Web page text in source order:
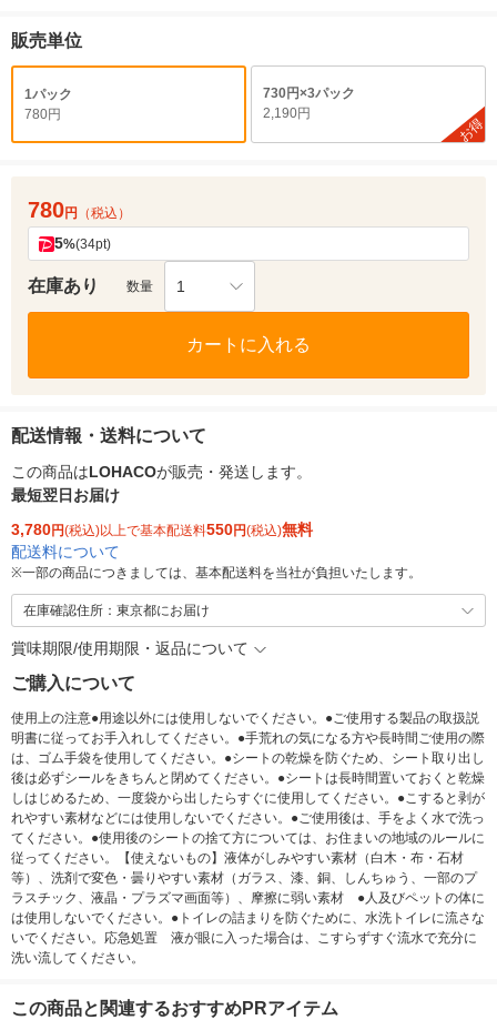
販売単位
1パック
780円
730円×3パック
2,190円
お得
780円 （税込）
5%(34pt)
在庫あり 数量 1
カートに入れる
配送情報・送料について
この商品はLOHACOが販売・発送します。
最短翌日お届け
3,780円(税込)以上で基本配送料550円(税込)無料
配送料について
※一部の商品につきましては、基本配送料を当社が負担いたします。
在庫確認住所：東京都にお届け
賞味期限/使用期限・返品について
ご購入について
使用上の注意●用途以外には使用しないでください。●ご使用する製品の取扱説
明書に従ってお手入れしてください。●手荒れの気になる方や長時間ご使用の際
は、ゴム手袋を使用してください。●シートの乾燥を防ぐため、シート取り出し
後は必ずシールをきちんと閉めてください。●シートは長時間置いておくと乾燥
しはじめるため、一度袋から出したらすぐに使用してください。●こすると剥が
れやすい素材などには使用しないでください。●ご使用後は、手をよく水で洗っ
てください。●使用後のシートの捨て方については、お住まいの地域のルールに
従ってください。【使えないもの】液体がしみやすい素材（白木・布・石材
等）、洗剤で変色・曇りやすい素材（ガラス、漆、銅、しんちゅう、一部のプ
ラスチック、液晶・プラズマ画面等）、摩擦に弱い素材 ●人及びペットの体に
は使用しないでください。●トイレの詰まりを防ぐために、水洗トイレに流さな
いでください。応急処置 液が眼に入った場合は、こすらずすぐ流水で充分に
洗い流してください。
この商品と関連するおすすめPRアイテム